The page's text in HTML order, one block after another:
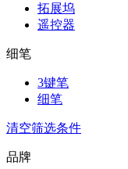
拓展坞
遥控器
细笔
3键笔
细笔
清空筛选条件
品牌